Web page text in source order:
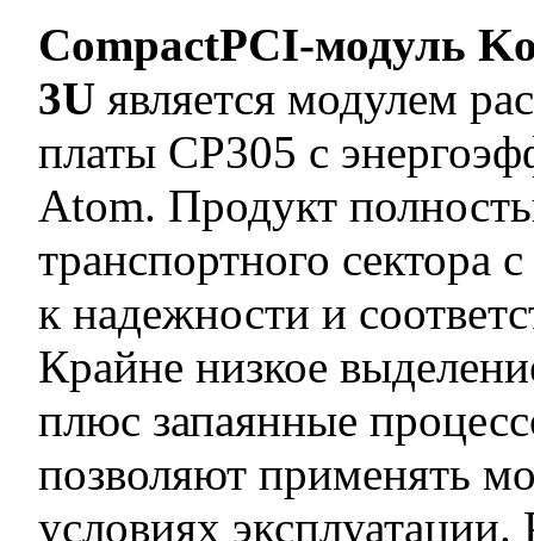
CompactPCI-модуль
3U является модулем
платы CP305 с
Atom. Продукт
транспортного сектора
к надежности и
Крайне низкое
плюс запаянные
позволяют применять
условиях